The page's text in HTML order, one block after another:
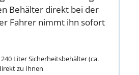
Behälter direkt bei der
Fahrer nimmt ihn sofort
Liter Sicherheitsbehälter (ca.
zu Ihnen